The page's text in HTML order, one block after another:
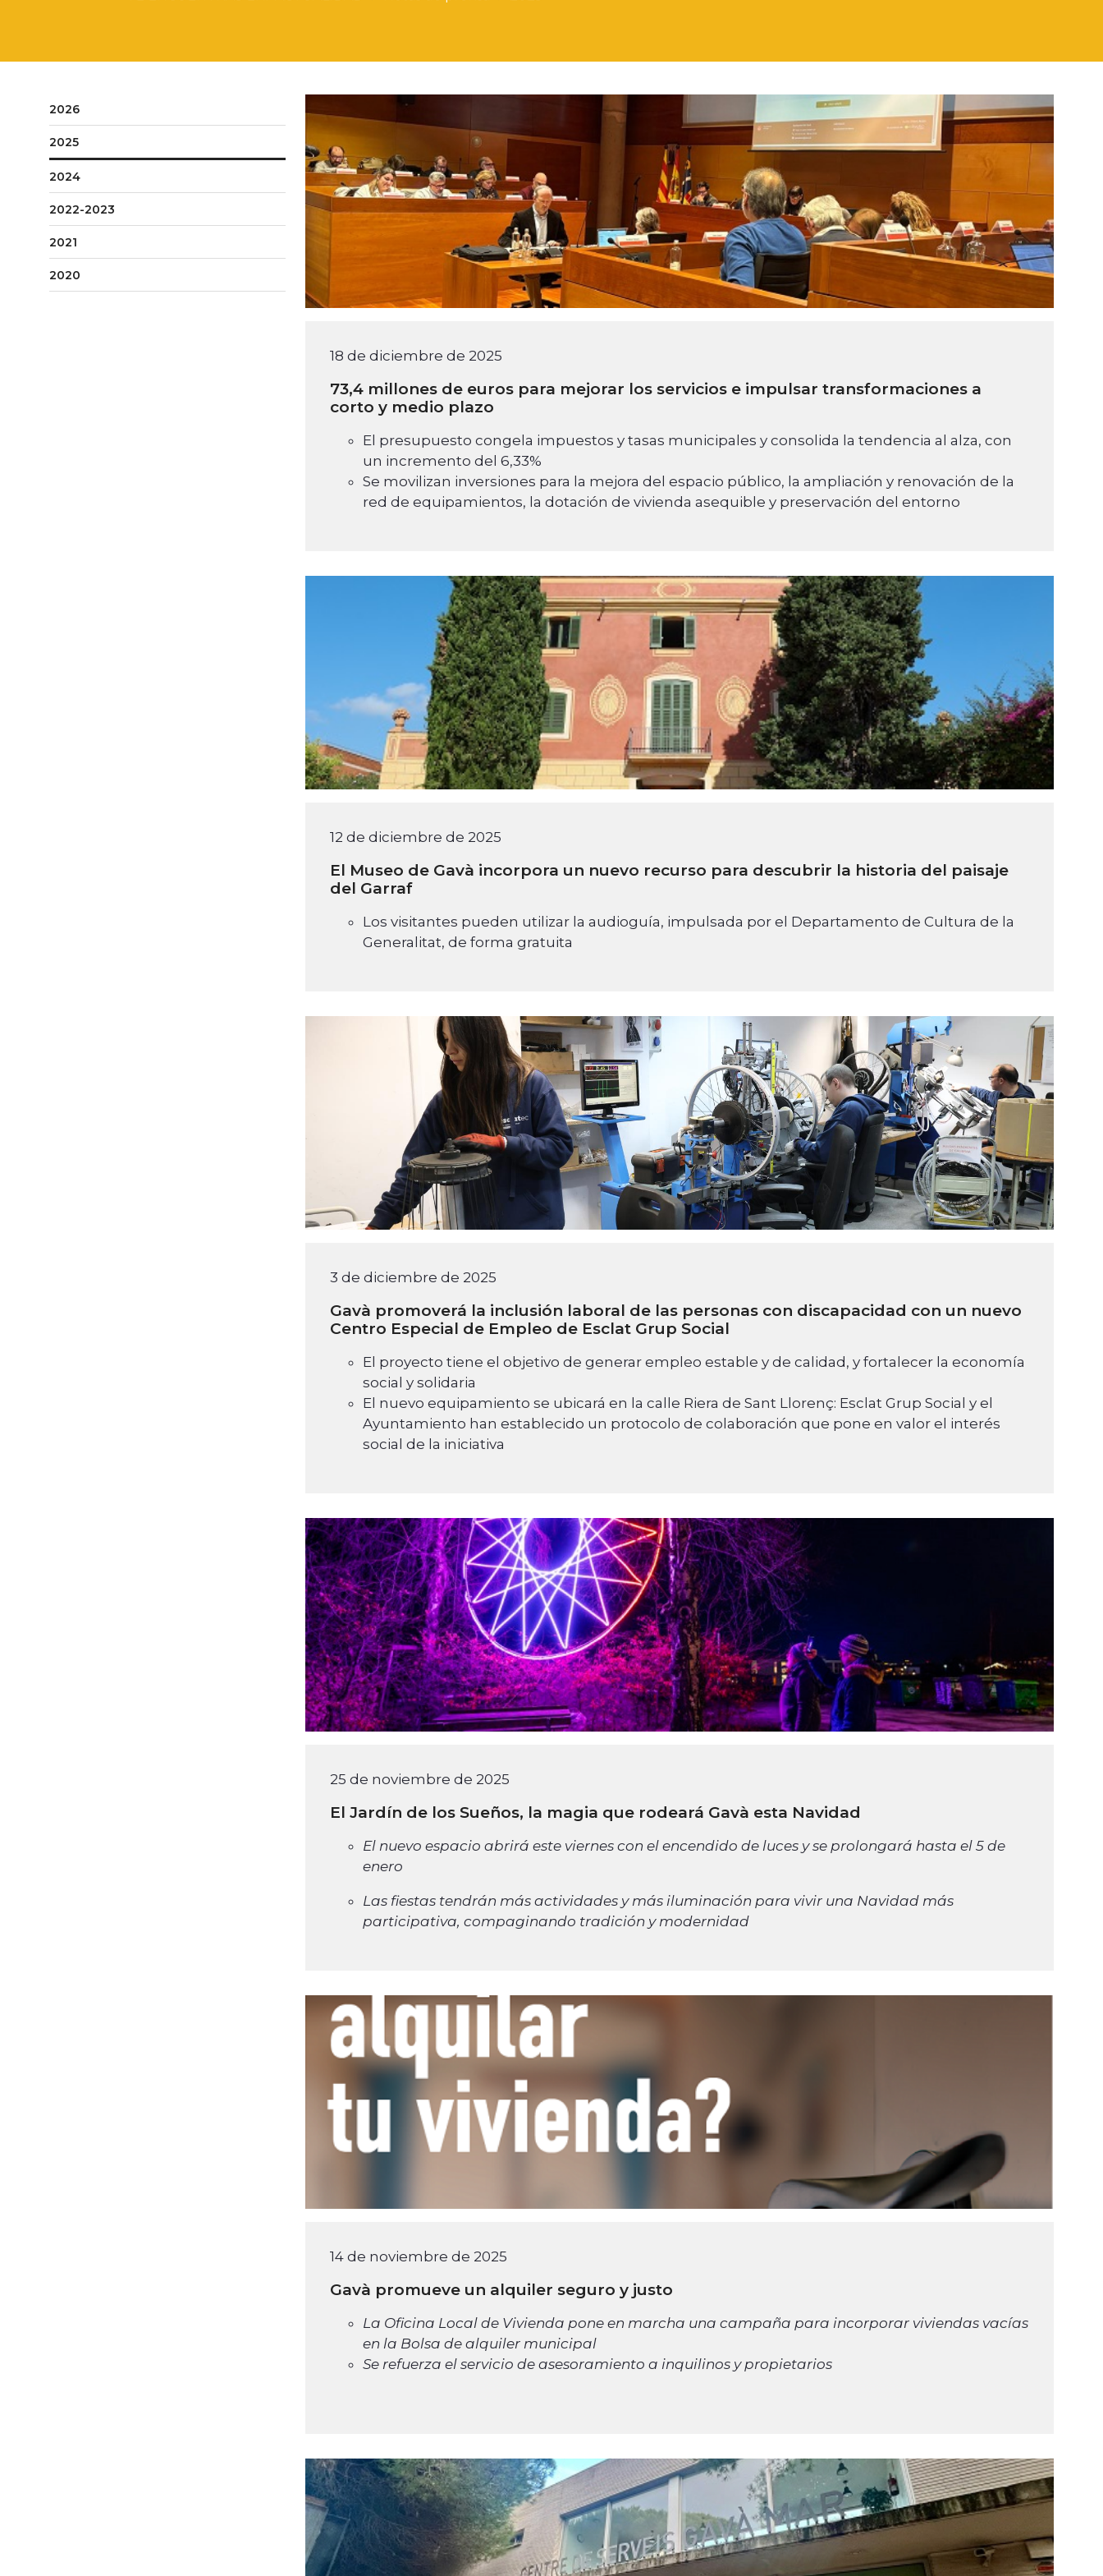
2026
2025
2024
2022-2023
2021
2020
18 de diciembre de 2025
73,4 millones de euros para mejorar los servicios e impulsar transformaciones a
corto y medio plazo
El presupuesto congela impuestos y tasas municipales y consolida la tendencia al alza, con
un incremento del 6,33%
Se movilizan inversiones para la mejora del espacio público, la ampliación y renovación de la
red de equipamientos, la dotación de vivienda asequible y preservación del entorno
12 de diciembre de 2025
El Museo de Gavà incorpora un nuevo recurso para descubrir la historia del paisaje
del Garraf
Los visitantes pueden utilizar la audioguía, impulsada por el Departamento de Cultura de la
Generalitat, de forma gratuita
3 de diciembre de 2025
Gavà promoverá la inclusión laboral de las personas con discapacidad con un nuevo
Centro Especial de Empleo de Esclat Grup Social
El proyecto tiene el objetivo de generar empleo estable y de calidad, y fortalecer la economía
social y solidaria
El nuevo equipamiento se ubicará en la calle Riera de Sant Llorenç: Esclat Grup Social y el
Ayuntamiento han establecido un protocolo de colaboración que pone en valor el interés
social de la iniciativa
25 de noviembre de 2025
El Jardín de los Sueños, la magia que rodeará Gavà esta Navidad
El nuevo espacio abrirá este viernes con el encendido de luces y se prolongará hasta el 5 de
enero
Las fiestas tendrán más actividades y más iluminación para vivir una Navidad más
participativa, compaginando tradición y modernidad
14 de noviembre de 2025
Gavà promueve un alquiler seguro y justo
La Oficina Local de Vivienda pone en marcha una campaña para incorporar viviendas vacías
en la Bolsa de alquiler municipal
Se refuerza el servicio de asesoramiento a inquilinos y propietarios